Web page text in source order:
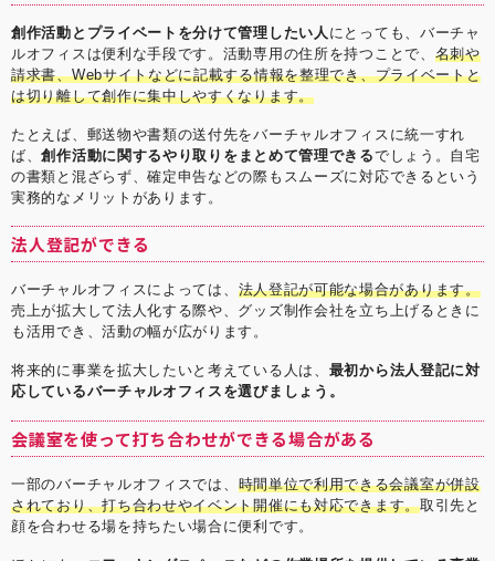
創作活動とプライベートを分けて管理したい人 にとっても、バーチャ
ルオフィスは便利な手段です。活動専用の住所を持つことで、 名刺や
請求書、Webサイトなどに記載する情報を整理でき、プライベートと
は切り離して創作に集中しやすくなります。
たとえば、郵送物や書類の送付先をバーチャルオフィスに統一すれ
ば、創作活動に関するやり取りをまとめて管理できるでしょう。自宅
の書類と混ざらず、確定申告などの際もスムーズに対応できるという
実務的なメリットがあります。
法人登記ができる
バーチャルオフィスによっては、 法人登記が可能な場合があります。
売上が拡大して法人化する際や、グッズ制作会社を立ち上げるときに
も活用でき、活動の幅が広がります。
将来的に事業を拡大したいと考えている人は、 最初から法人登記に対
応しているバーチャルオフィスを選びましょう。
会議室を使って打ち合わせができる場合がある
一部のバーチャルオフィスでは、 時間単位で利用できる会議室が併設
されており、打ち合わせやイベント開催にも対応できます。取引先と
顔を合わせる場を持ちたい場合に便利です。